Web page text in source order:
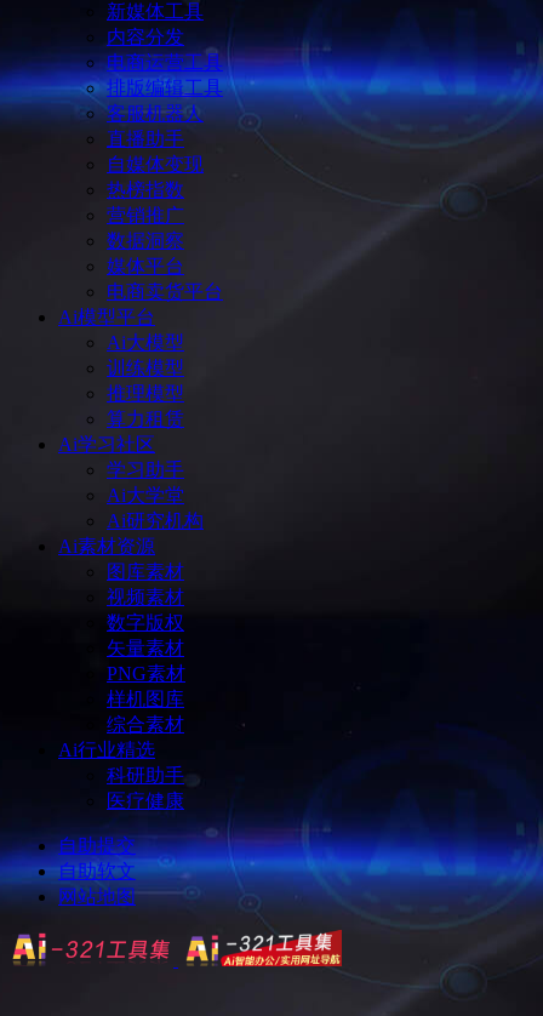
新媒体工具
内容分发
电商运营工具
排版编辑工具
客服机器人
直播助手
自媒体变现
热榜指数
营销推广
数据洞察
媒体平台
电商卖货平台
Ai模型平台
Ai大模型
训练模型
推理模型
算力租赁
Ai学习社区
学习助手
Ai大学堂
Ai研究机构
Ai素材资源
图库素材
视频素材
数字版权
矢量素材
PNG素材
样机图库
综合素材
Ai行业精选
科研助手
医疗健康
自助提交
自助软文
网站地图